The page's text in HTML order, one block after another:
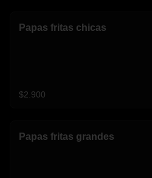
Papas fritas chicas
$2.900
Papas fritas grandes